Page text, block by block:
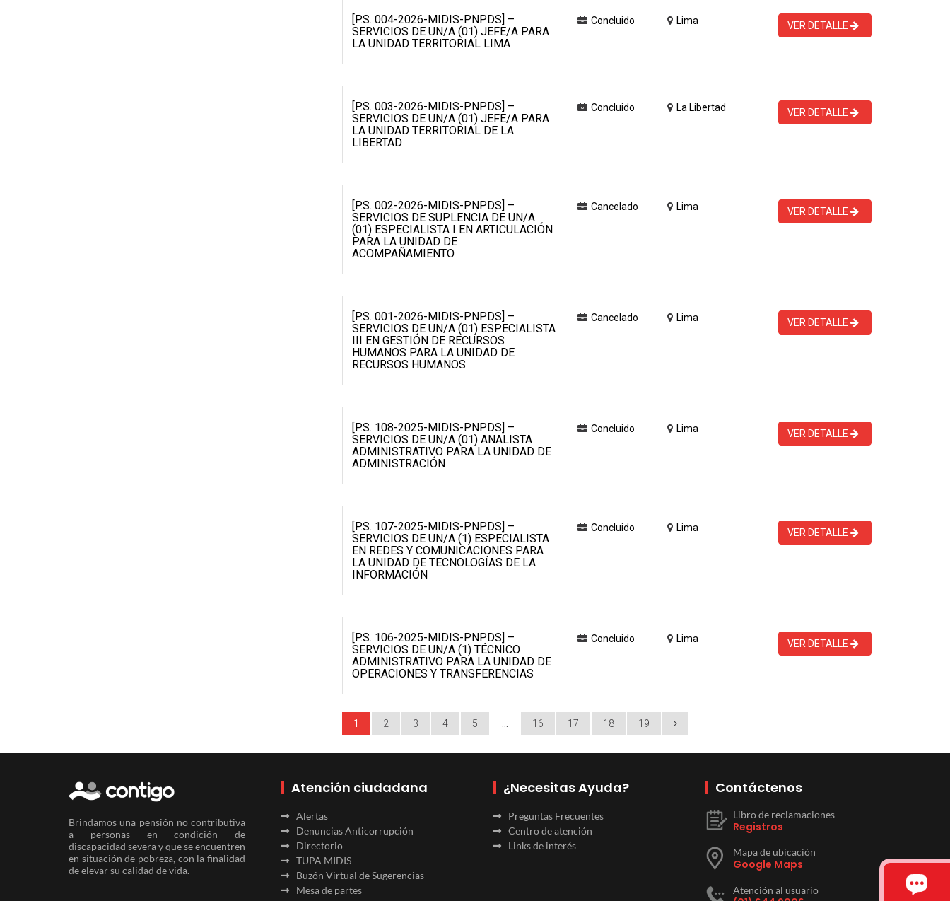
[P.S. 004-2026-MIDIS-PNPDS] –
SERVICIOS DE UN/A (01) JEFE/A PARA
LA UNIDAD TERRITORIAL LIMA
Concluido Lima VER DETALLE
[P.S. 003-2026-MIDIS-PNPDS] –
SERVICIOS DE UN/A (01) JEFE/A PARA
LA UNIDAD TERRITORIAL DE LA
LIBERTAD
Concluido La Libertad VER DETALLE
[P.S. 002-2026-MIDIS-PNPDS] –
SERVICIOS DE SUPLENCIA DE UN/A
(01) ESPECIALISTA I EN ARTICULACIÓN
PARA LA UNIDAD DE
ACOMPAÑAMIENTO
Cancelado Lima VER DETALLE
[P.S. 001-2026-MIDIS-PNPDS] –
SERVICIOS DE UN/A (01) ESPECIALISTA
III EN GESTIÓN DE RECURSOS
HUMANOS PARA LA UNIDAD DE
RECURSOS HUMANOS
Cancelado Lima VER DETALLE
[P.S. 108-2025-MIDIS-PNPDS] –
SERVICIOS DE UN/A (01) ANALISTA
ADMINISTRATIVO PARA LA UNIDAD DE
ADMINISTRACIÓN
Concluido Lima VER DETALLE
[P.S. 107-2025-MIDIS-PNPDS] –
SERVICIOS DE UN/A (1) ESPECIALISTA
EN REDES Y COMUNICACIONES PARA
LA UNIDAD DE TECNOLOGÍAS DE LA
INFORMACIÓN
Concluido Lima VER DETALLE
[P.S. 106-2025-MIDIS-PNPDS] –
SERVICIOS DE UN/A (1) TÉCNICO
ADMINISTRATIVO PARA LA UNIDAD DE
OPERACIONES Y TRANSFERENCIAS
Concluido Lima VER DETALLE
1 2 3 4 5 16 17 18 19
Brindamos una pensión no contributiva
a personas en condición de
discapacidad severa y que se encuentren
en situación de pobreza, con la finalidad
de elevar su calidad de vida.
Atención ciudadana
Alertas
Denuncias Anticorrupción
Directorio
TUPA MIDIS
Buzón Virtual de Sugerencias
Mesa de partes
¿Necesitas Ayuda?
Preguntas Frecuentes
Centro de atención
Links de interés
Contáctenos
Libro de reclamaciones
Registros
Mapa de ubicación
Google Maps
Atención al usuario